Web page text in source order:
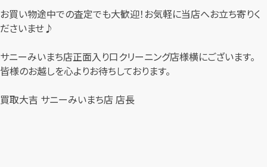
お買い物途中での査定でも大歓迎！お気軽に当店へお立ち寄りく
ださいませ♪
サニーみいまち店正面入り口クリーニング店様横にございます。
皆様のお越しを心よりお待ちしております。
買取大吉 サニーみいまち店 店長